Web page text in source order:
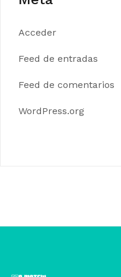
Acceder
Feed de entradas
Feed de comentarios
WordPress.org